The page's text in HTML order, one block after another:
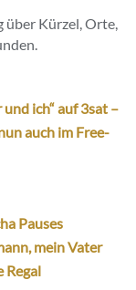
über Kürzel, Orte,
ich“ auf 3sat –
auch im Free-
Pauses
mein Vater
Regal